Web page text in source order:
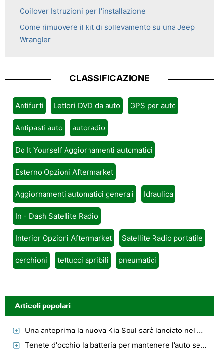
Coilover Istruzioni per l'installazione
Come rimuovere il kit di sollevamento su una Jeep
Wrangler
CLASSIFICAZIONE
Antifurti Lettori DVD da auto GPS per auto
Antipasti auto autoradio
Do It Yourself Aggiornamenti automatici
Esterno Opzioni Aftermarket
Aggiornamenti automatici generali Idraulica
In - Dash Satellite Radio
Interior Opzioni Aftermarket Satellite Radio portatile
cerchioni tettucci apribili pneumatici
Articoli popolari
Una anteprima la nuova Kia Soul sarà lanciato nel 2011
Tenete d'occhio la batteria per mantenere l'auto senza intoppi Questo inverno